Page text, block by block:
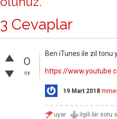
3 Cevaplar
0
oy
Ben iTunes ile zil tonu
https://
19 Mart 2018